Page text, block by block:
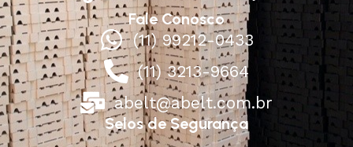
Fale Conosco
(11) 99212-0433
(11) 3213-9664
abelt@abelt.com.br
Selos de Segurança